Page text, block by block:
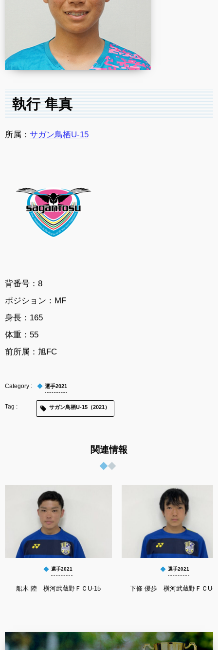
執行 隼真
所属： サガン鳥栖U-15
背番号：8
ポジション：MF
身長：165
体重：55
前所属： 旭FC
選手2021
サガン鳥栖U-15（2021）
関連情報
選手2021
船木 陸 横河武蔵野ＦＣU-15
選手2021
下條 優歩 横河武蔵野ＦＣU-